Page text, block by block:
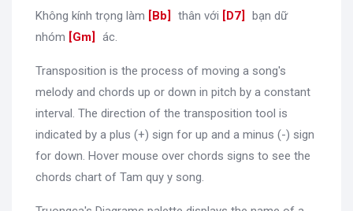
Không kính trọng làm [Bb thân với [D7
bạn dữ
nhóm [Gm ác.
Transposition is the process of moving a song's
melody and chords up or down in pitch by a constant
interval. The direction of the transposition tool is
indicated by a plus (+) sign for up and a minus (-) sign
for down. Hover mouse over chords signs to see the
chords chart of Tam quy y song.